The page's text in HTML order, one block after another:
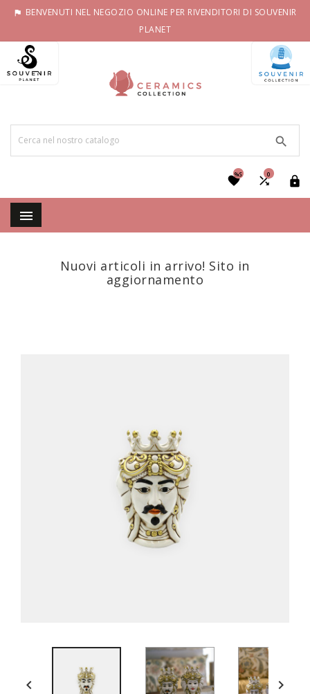

BENVENUTI NEL NEGOZIO ONLINE PER RIVENDITORI DI SOUVENIR
PLANET



0

%S

Nuovi articoli in arrivo! Sito in
aggiornamento
 